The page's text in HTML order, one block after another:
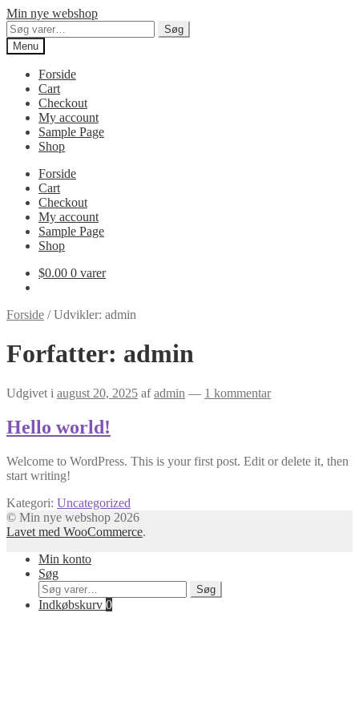
Spring
til
navigation
Spring
til
indhold
Min nye webshop
Søg
efter:
Søg
Menu
Forside
Cart
Checkout
My account
Sample Page
Shop
Forside
Cart
Checkout
My account
Sample Page
Shop
$0.00 0 varer
Forside /Udvikler: admin
Forfatter: admin
Udgivet i august 20, 2025 afadmin — 1 kommentar
Hello world!
Welcome to WordPress. This is your first post. Edit or delete it, then
start writing!
Kategori: Uncategorized
© Min nye webshop 2026
Lavet med WooCommerce.
Min konto
Søg
Søg
efter:
Søg
Indkøbskurv 0